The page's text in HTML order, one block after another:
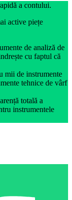
a contului.
active piețe
de analiză de
cu faptul că
mii de instrumente
tehnice de vârf
totală a
instrumentele